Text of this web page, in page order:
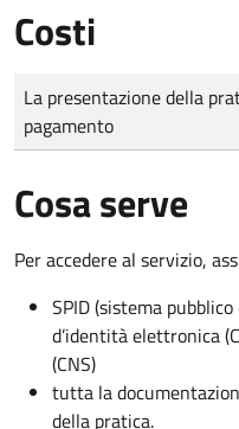
Costi
Tipo di pagamento
Importo
La presentazione della
pagamento
Cosa serve
Per accedere al servizio,
SPID (sistema
d’identità elettronica
(CNS)
tutta la
della pratica.